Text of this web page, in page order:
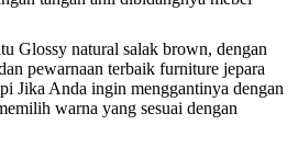
Glossy natural salak brown, dengan
pewarnaan terbaik furniture jepara
Jika Anda ingin menggantinya dengan
warna yang sesuai dengan